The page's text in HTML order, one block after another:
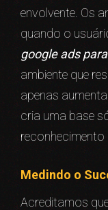
envolvente. Os
quando o
google ads
ambiente que
apenas
cria uma base
Medindo o
Acreditamos